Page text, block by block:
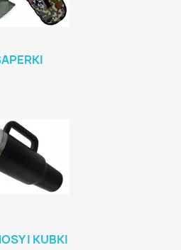
I KUBKI